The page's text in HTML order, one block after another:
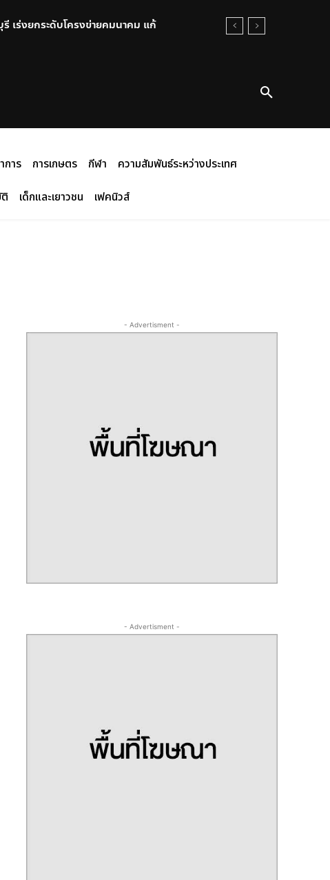
ยสารพิษในชลบุรี แต่เมื่อพบว่าโรงงาน
การ การเกษตร กีฬา
ความสัมพันธ์ระหว่างประเทศ
เด็กและเยาวชน เฟคนิวส์
- Advertisment -
- Advertisment -